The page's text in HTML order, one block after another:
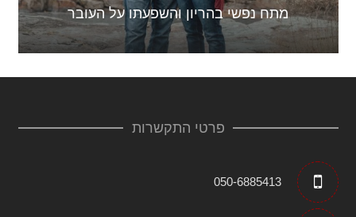
מתח נפשי בהריון והשפעתו על העובר
פרטי התקשרות
050-6885413